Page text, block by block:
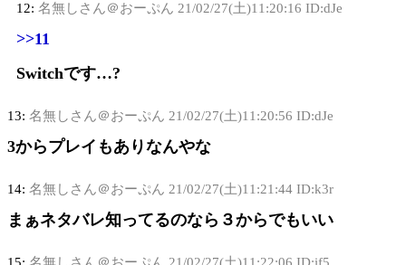
12: 名無しさん＠おーぷん 21/02/27(土)11:20:16 ID:dJe
>>11
Switchです…?
13: 名無しさん＠おーぷん 21/02/27(土)11:20:56 ID:dJe
3からプレイもありなんやな
14: 名無しさん＠おーぷん 21/02/27(土)11:21:44 ID:k3r
まぁネタバレ知ってるのなら３からでもいい